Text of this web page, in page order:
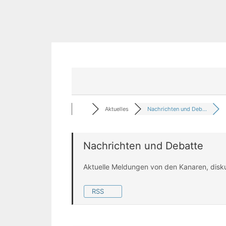
Aktuelles Nachrichten und Deb...
Nachrichten und Debatte
Aktuelle Meldungen von den Kanaren,
RSS